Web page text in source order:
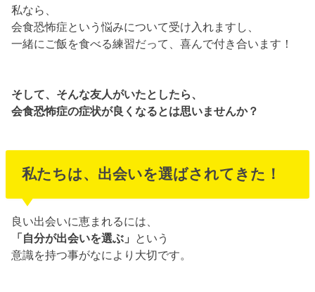
私なら、
会食恐怖症という悩みについて受け入れますし、
一緒にご飯を食べる練習だって、喜んで付き合います！
そして、そんな友人がいたとしたら、
会食恐怖症の症状が良くなるとは思いませんか？
私たちは、出会いを選ばされてきた！
良い出会いに恵まれるには、
「自分が出会いを選ぶ」 という
意識を持つ事がなにより大切です。